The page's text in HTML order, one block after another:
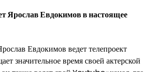
Ярослав Евдокимов в настоящее
Евдокимов ведет телепроект
значительное время своей актерской